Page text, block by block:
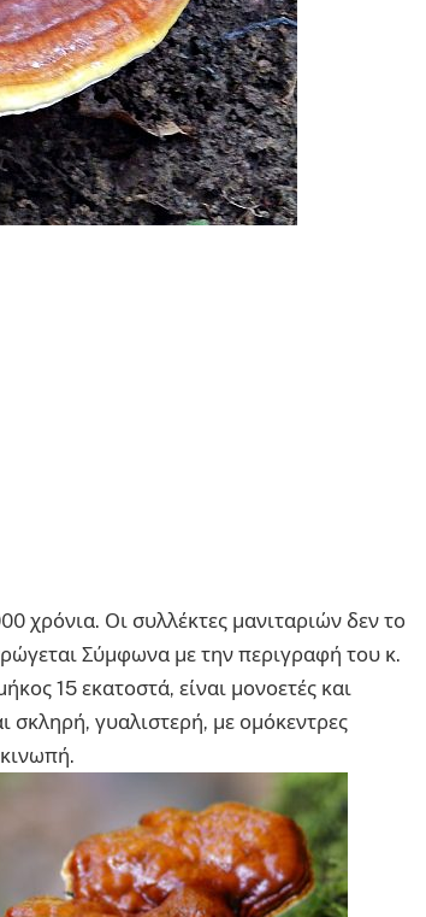
χρόνια. Οι συλλέκτες μανιταριών δεν το
Σύμφωνα με την περιγραφή του κ.
15 εκατοστά, είναι μονοετές και
σκληρή, γυαλιστερή, με ομόκεντρες